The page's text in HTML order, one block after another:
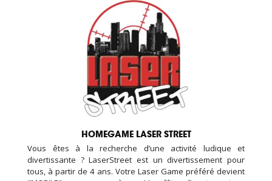
HOMEGAME LASER STREET
Vous êtes à la recherche d’une activité ludique et
divertissante ? LaserStreet est un divertissement pour
tous, à partir de 4 ans. Votre Laser Game préféré devient